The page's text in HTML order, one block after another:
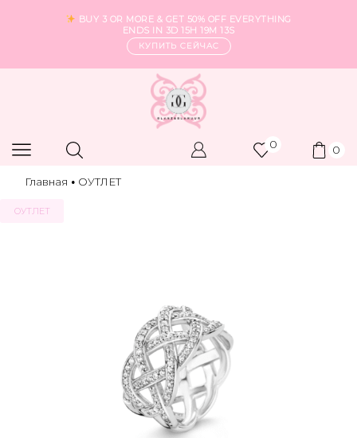
BUY 3 OR MORE & GET 50% OFF EVERYTHING
ENDS IN 3D 15H 19M 12S
КУПИТЬ СЕЙЧАС
0 0
Главная • ОУТЛЕТ
ОУТЛЕТ